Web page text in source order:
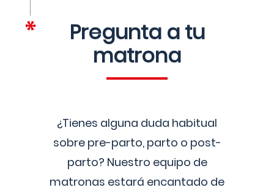
Pregunta a tu
matrona
¿Tienes alguna duda habitual
sobre pre-parto, parto o post-
parto? Nuestro equipo de
matronas estará encantado de